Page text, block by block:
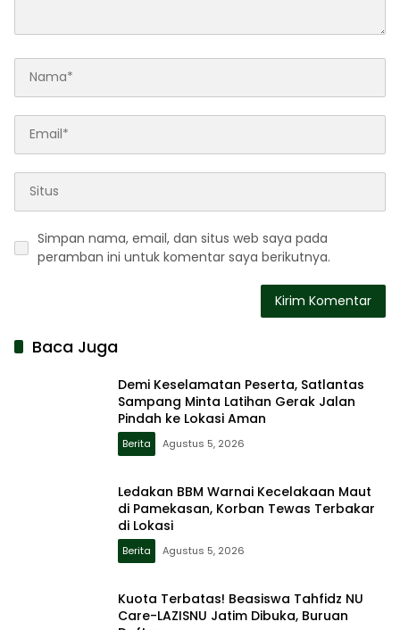
Simpan nama, email, dan situs web saya pada
peramban ini untuk komentar saya berikutnya.
Baca Juga
Demi Keselamatan Peserta, Satlantas
Sampang Minta Latihan Gerak Jalan
Pindah ke Lokasi Aman
Berita Agustus 5, 2026
Ledakan BBM Warnai Kecelakaan Maut
di Pamekasan, Korban Tewas Terbakar
di Lokasi
Berita Agustus 5, 2026
Kuota Terbatas! Beasiswa Tahfidz NU
Care-LAZISNU Jatim Dibuka, Buruan